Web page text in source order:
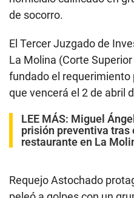
de socorro.
El Tercer Juzgado de
La Molina (Corte
fundado el requerimiento
que vencerá el 2 de abril
LEE MÁS: Miguel
prisión preventiva tras
restaurante en La
Requejo Astochado